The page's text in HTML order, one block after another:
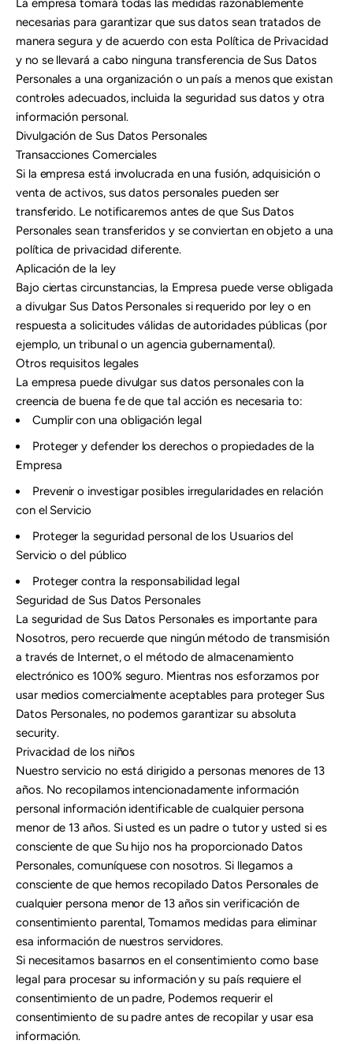
La empresa tomará todas las medidas razonablemente
necesarias para garantizar que sus datos sean tratados de
manera segura y de acuerdo con esta Política de Privacidad
y no se llevará a cabo ninguna transferencia de Sus Datos
Personales a una organización o un país a menos que existan
controles adecuados, incluida la seguridad sus datos y otra
información personal.
Divulgación de Sus Datos Personales
Transacciones Comerciales
Si la empresa está involucrada en una fusión, adquisición o
venta de activos, sus datos personales pueden ser
transferido. Le notificaremos antes de que Sus Datos
Personales sean transferidos y se conviertan en objeto a una
política de privacidad diferente.
Aplicación de la ley
Bajo ciertas circunstancias, la Empresa puede verse obligada
a divulgar Sus Datos Personales si requerido por ley o en
respuesta a solicitudes válidas de autoridades públicas (por
ejemplo, un tribunal o un agencia gubernamental).
Otros requisitos legales
La empresa puede divulgar sus datos personales con la
creencia de buena fe de que tal acción es necesaria to:
Cumplir con una obligación legal
Proteger y defender los derechos o propiedades de la
Empresa
Prevenir o investigar posibles irregularidades en relación
con el Servicio
Proteger la seguridad personal de los Usuarios del
Servicio o del público
Proteger contra la responsabilidad legal
Seguridad de Sus Datos Personales
La seguridad de Sus Datos Personales es importante para
Nosotros, pero recuerde que ningún método de transmisión
a través de Internet, o el método de almacenamiento
electrónico es 100% seguro. Mientras nos esforzamos por
usar medios comercialmente aceptables para proteger Sus
Datos Personales, no podemos garantizar su absoluta
security.
Privacidad de los niños
Nuestro servicio no está dirigido a personas menores de 13
años. No recopilamos intencionadamente información
personal información identificable de cualquier persona
menor de 13 años. Si usted es un padre o tutor y usted si es
consciente de que Su hijo nos ha proporcionado Datos
Personales, comuníquese con nosotros. Si llegamos a
consciente de que hemos recopilado Datos Personales de
cualquier persona menor de 13 años sin verificación de
consentimiento parental, Tomamos medidas para eliminar
esa información de nuestros servidores.
Si necesitamos basarnos en el consentimiento como base
legal para procesar su información y su país requiere el
consentimiento de un padre, Podemos requerir el
consentimiento de su padre antes de recopilar y usar esa
información.